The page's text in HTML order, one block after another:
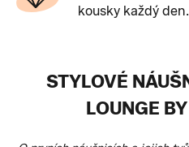
kousky každý den.
STYLOVÉ
LOUNGE